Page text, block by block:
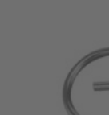
auf.
Die